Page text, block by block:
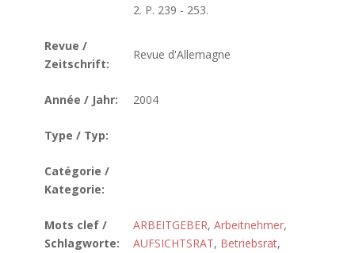
2. P. 239 - 253.
Revue /
Zeitschrift:
Revue d'Allemagne
Année / Jahr: 2004
Type / Typ:
Catégorie /
Kategorie:
Mots clef /
Schlagworte:
ARBEITGEBER, Arbeitnehmer,
AUFSICHTSRAT, Betriebsrat,